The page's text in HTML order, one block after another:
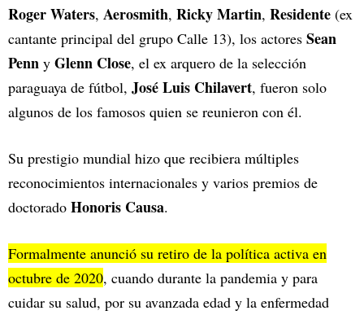
Roger Waters, Aerosmith, Ricky Martin, Residente (ex
cantante principal del grupo Calle 13), los actores Sean
Penn y Glenn Close, el ex arquero de la selección
paraguaya de fútbol, José Luis Chilavert, fueron solo
algunos de los famosos quien se reunieron con él.
Su prestigio mundial hizo que recibiera múltiples
reconocimientos internacionales y varios premios de
doctorado Honoris Causa.
Formalmente anunció su retiro de la política activa en
octubre de 2020, cuando durante la pandemia y para
cuidar su salud, por su avanzada edad y la enfermedad